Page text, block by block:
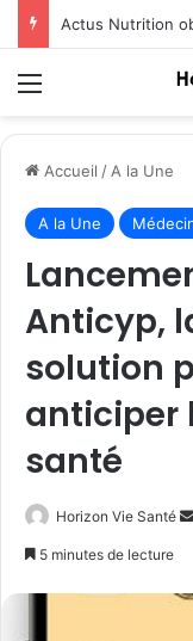
Actus Nutrition
Menu
Accueil /A la Une
A la Une
Anticyp,
solution
anticiper
santé
Horizon Vie Santé
5 minutes de lecture